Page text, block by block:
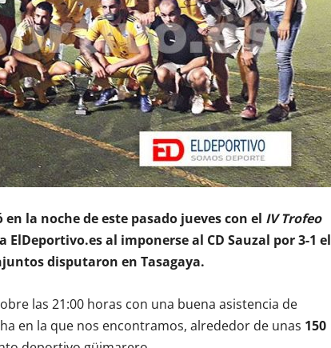
la noche de este pasado jueves con el IV Trofeo
ElDeportivo.es al imponerse al CD Sauzal por 3-1 el
disputaron en Tasagaya.
las 21:00 horas con una buena asistencia de
en la que nos encontramos, alrededor de unas 150